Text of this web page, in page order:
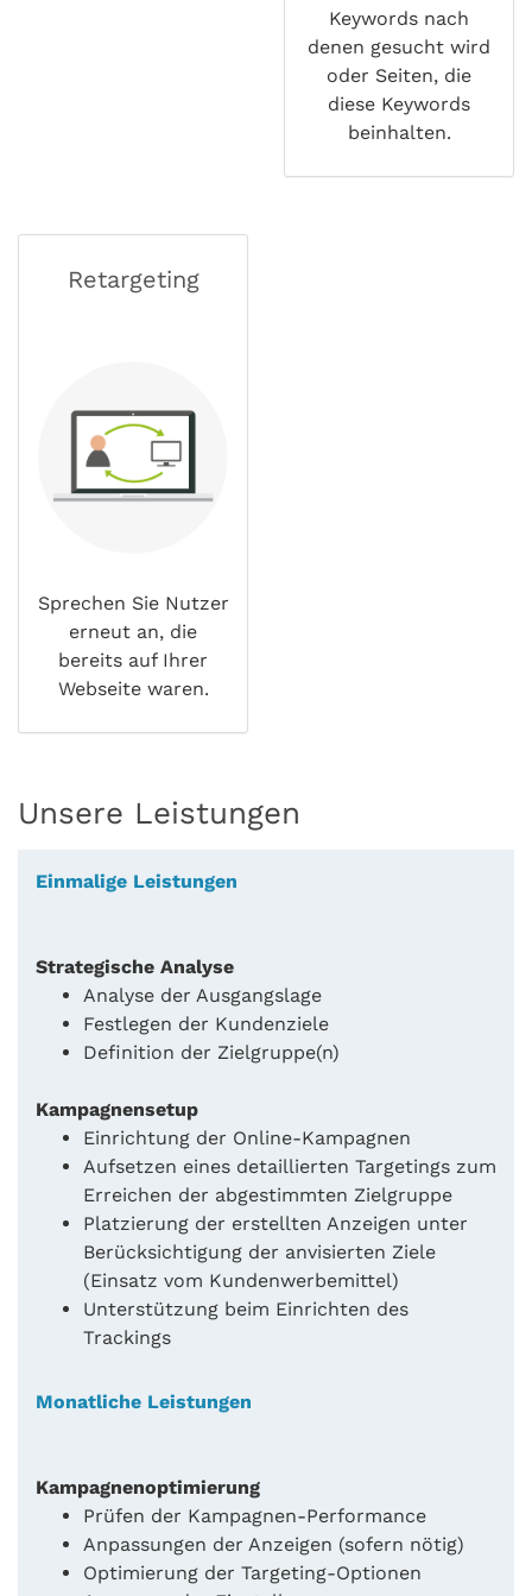
Keywords nach
denen gesucht wird
oder Seiten, die
diese Keywords
beinhalten.
Retargeting
Sprechen Sie Nutzer
erneut an, die
bereits auf Ihrer
Webseite waren.
Unsere Leistungen
Einmalige Leistungen
Strategische Analyse
Analyse der Ausgangslage
Festlegen der Kundenziele
Definition der Zielgruppe(n)
Kampagnensetup
Einrichtung der Online-Kampagnen
Aufsetzen eines detaillierten Targetings zum
Erreichen der abgestimmten Zielgruppe
Platzierung der erstellten Anzeigen unter
Berücksichtigung der anvisierten Ziele
(Einsatz vom Kundenwerbemittel)
Unterstützung beim Einrichten des
Trackings
Monatliche Leistungen
Kampagnenoptimierung
Prüfen der Kampagnen-Performance
Anpassungen der Anzeigen (sofern nötig)
Optimierung der Targeting-Optionen